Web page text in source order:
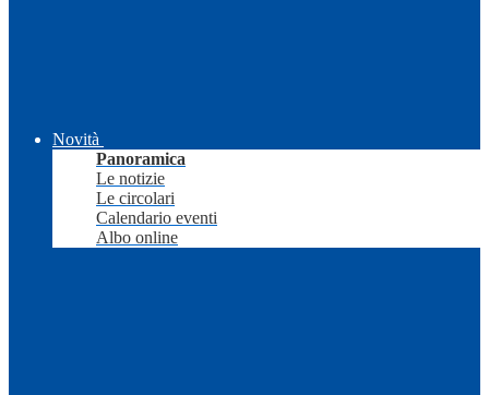
Novità
Panoramica
Le notizie
Le circolari
Calendario eventi
Albo online